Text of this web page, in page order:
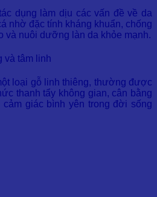
dụng làm dịu các vấn đề về da
nhờ đặc tính kháng khuẩn, chống
và nuôi dưỡng làn da khỏe mạnh.
và tâm linh
loại gỗ linh thiêng, thường được
thanh tẩy không gian, cân bằng
giác bình yên trong đời sống